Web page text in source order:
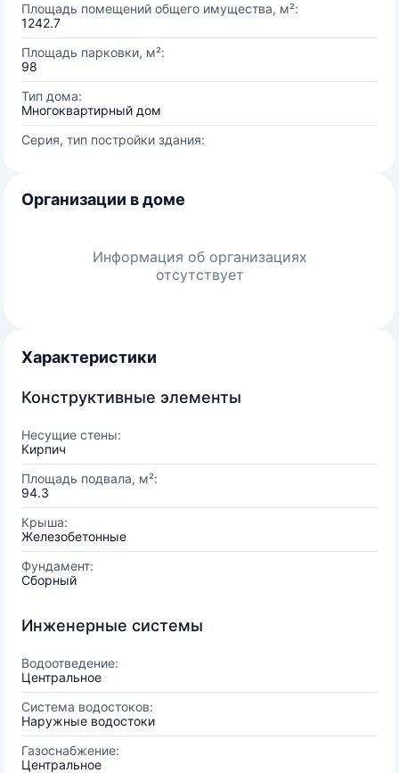
Площадь помещений общего имущества, м²:
1242.7
Площадь парковки, м²:
98
Тип дома:
Многоквартирный дом
Серия, тип постройки здания:
Организации в доме
Информация об организациях
отсутствует
Характеристики
Конструктивные элементы
Несущие стены:
Кирпич
Площадь подвала, м²:
94.3
Крыша:
Железобетонные
Фундамент:
Сборный
Инженерные системы
Водоотведение:
Центральное
Система водостоков:
Наружные водостоки
Газоснабжение:
Центральное